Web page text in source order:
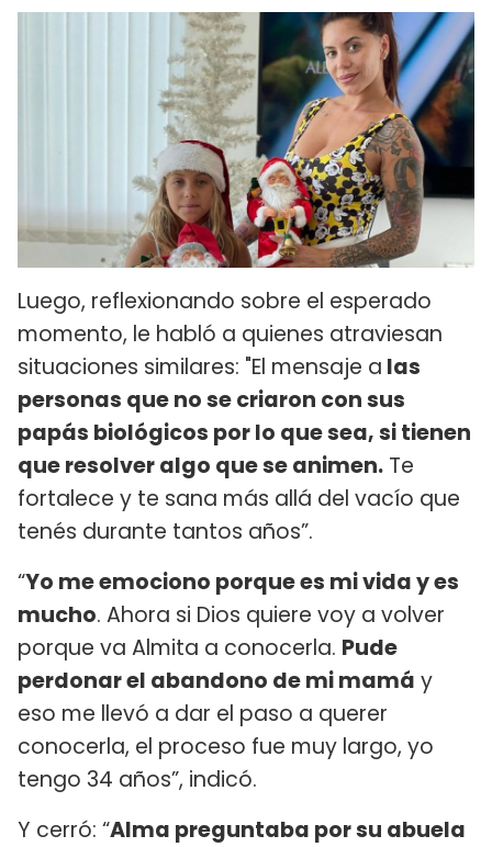
Luego, reflexionando sobre el esperado
momento, le habló a quienes atraviesan
situaciones similares: "El mensaje a las
personas que no se criaron con sus
papás biológicos por lo que sea, si tienen
que resolver algo que se animen. Te
fortalece y te sana más allá del vacío que
tenés durante tantos años”.
“Yo me emociono porque es mi vida y es
mucho. Ahora si Dios quiere voy a volver
porque va Almita a conocerla. Pude
perdonar el abandono de mi mamá y
eso me llevó a dar el paso a querer
conocerla, el proceso fue muy largo, yo
tengo 34 años”, indicó.
Y cerró: “Alma preguntaba por su abuela